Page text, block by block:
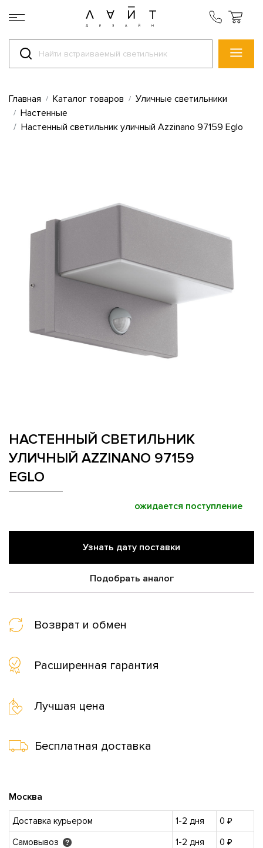
Главная Каталог товаров
Уличные светильники
Настенные
Настенный светильник уличный Azzinano 97159 Eglo
НАСТЕННЫЙ СВЕТИЛЬНИК
УЛИЧНЫЙ AZZINANO 97159
EGLO
ожидается поступление
Узнать дату поставки
Подобрать аналог
Возврат и обмен
Расширенная гарантия
Лучшая цена
Бесплатная доставка
Москва
Доставка курьером 1-2 дня
0 ₽
Самовывоз
? 1-2 дня
0 ₽